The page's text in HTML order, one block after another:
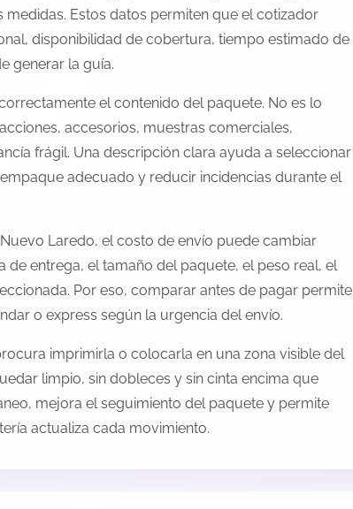
Estos datos permiten que el cotizador
disponibilidad de cobertura, tiempo estimado de
generar la guía.
el contenido del paquete. No es lo
accesorios, muestras comerciales,
frágil. Una descripción clara ayuda a seleccionar
adecuado y reducir incidencias durante el
Laredo, el costo de envío puede cambiar
de entrega, el tamaño del paquete, el peso real, el
Por eso, comparar antes de pagar permite
o express según la urgencia del envío.
imprimirla o colocarla en una zona visible del
limpio, sin dobleces y sin cinta encima que
mejora el seguimiento del paquete y permite
actualiza cada movimiento.